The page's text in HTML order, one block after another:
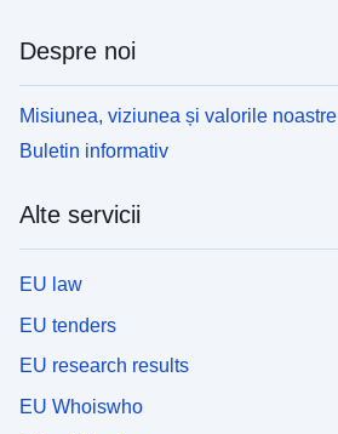
Despre noi
Misiunea, viziunea și valorile noastre
Buletin informativ
Alte servicii
EU law
EU tenders
EU research results
EU Whoiswho